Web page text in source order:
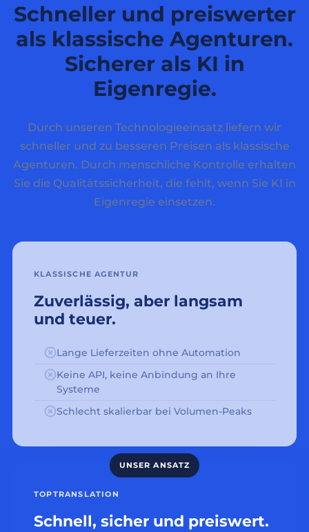
Schneller und preiswerter
als klassische Agenturen.
Sicherer als KI in
Eigenregie.
Durch unseren Technologieeinsatz liefern wir
schneller und zu besseren Preisen als klassische
Agenturen. Durch menschliche Kontrolle erhalten
Sie die Qualitätssicherheit, die fehlt, wenn Sie KI in
Eigenregie einsetzen.
KLASSISCHE AGENTUR
Zuverlässig, aber langsam
und teuer.
Lange Lieferzeiten ohne Automation
Keine API, keine Anbindung an Ihre
Systeme
Schlecht skalierbar bei Volumen-Peaks
TOPTRANSLATION
Schnell, sicher und preiswert.